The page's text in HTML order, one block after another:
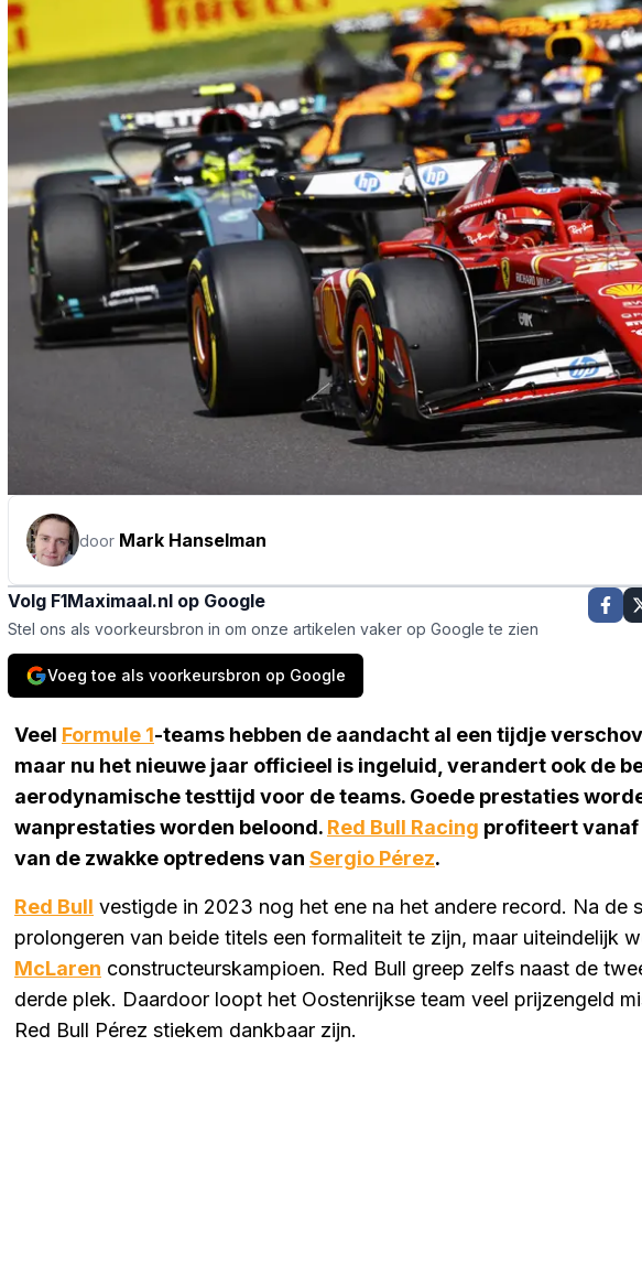
door Mark Hanselman
Volg F1Maximaal.nl op Google
Stel ons als voorkeursbron in om onze artikelen vaker op Google te zien
Voeg toe als voorkeursbron op Google
Veel Formule 1-teams hebben de aandacht al een tijdje
maar nu het nieuwe jaar officieel is ingeluid, verandert ook de
aerodynamische testtijd voor de teams. Goede prestaties
wanprestaties worden beloond. Red Bull Racing profiteert vanaf
van de zwakke optredens van Sergio Pérez.
Red Bull vestigde in 2023 nog het ene na het andere record. Na de
prolongeren van beide titels een formaliteit te zijn, maar uiteindelijk
McLaren constructeurskampioen. Red Bull greep zelfs naast de
derde plek. Daardoor loopt het Oostenrijkse team veel prijzengeld
Red Bull Pérez stiekem dankbaar zijn.